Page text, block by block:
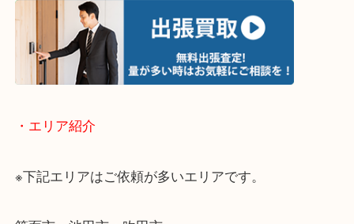
終活・遺品整理・生前整理・断捨離・引っ越し
物を整理するケースは年々増加傾向です。
当店ではそういったお困りの方からのご依頼も大